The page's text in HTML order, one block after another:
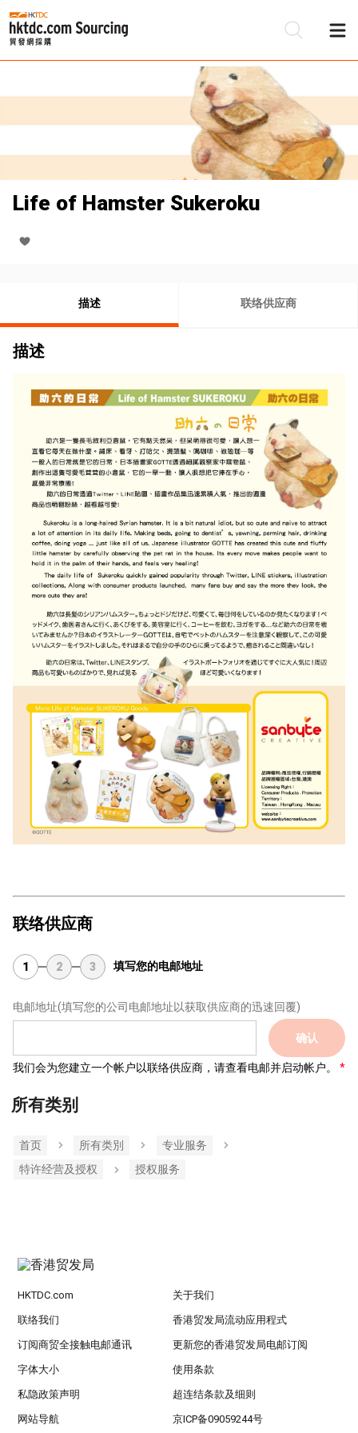
Life of Hamster Sukeroku
描述 联络供应商
描述
联络供应商
1 2 3 填写您的电邮地址
电邮地址(填写您的公司电邮地址以获取供应商的迅速回覆)
确认
我们会为您建立一个帐户以联络供应商，请查看电邮并启动帐户。
所有类别
首页 所有类別
专业服务
特许经营及授权
授权服务
HKTDC.com 关于我们
联络我们 香港贸发局流动应用程式
订阅商贸全接触电邮通讯 更新您的香港贸发局电邮订阅
字体大小 使用条款
私隐政策声明 超连结条款及细则
网站导航 京ICP备09059244号